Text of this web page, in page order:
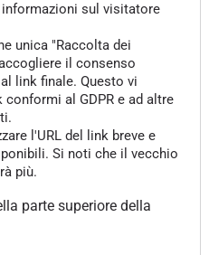
sul visitatore
unica "Raccolta dei
il consenso
link finale. Questo vi
al GDPR e ad altre
l'URL del link breve e
Si noti che il vecchio
più.
parte superiore della